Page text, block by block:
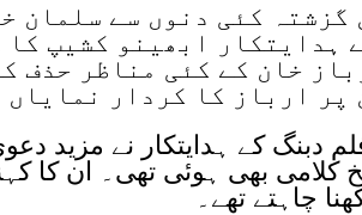
کئی دنوں سے سلمان
ہدایتکار ابھینو کشیپ کا
خان کے کئی مناظر حذف
ارباز کا کردار نمایاں
فلم دبنگ کے ہدایتکار نے مزید
کلامی بھی ہوئی تھی۔ ان کا
چاہتے تھے۔